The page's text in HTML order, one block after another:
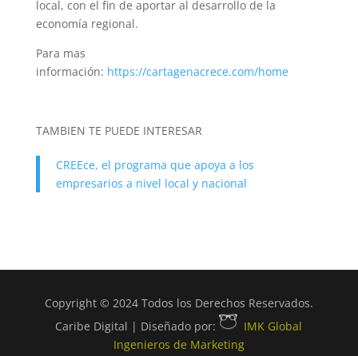
local, con el fin de aportar al desarrollo de la
economía regional.
Para mas
información: https://cartagenacrece.com/home
TAMBIEN TE PUEDE INTERESAR
CREEce, el programa que apoya a los
empresarios a nivel local y nacional
Copyright © 2024 Todos los Derechos Reservados.
Caribe Digital | Diseñado por:
IMK Global
Ingenieros de Marketing